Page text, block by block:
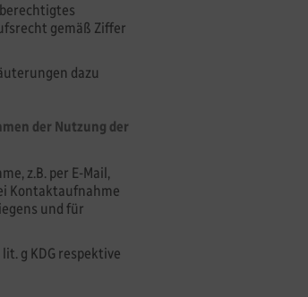
gemäß Ziffer
dazu
der Nutzung der
z.B. per E-Mail,
Kontaktaufnahme
und für
g KDG respektive